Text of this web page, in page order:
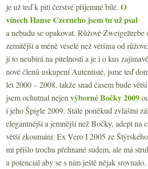
je už teď k pití čerstvé příjemné bílé. O
vínech Hanse Czerneho jsem tu už psal
a nebudu se opakovat. Růžové
zemitější a méně veselé než většina od
jí to neubírá na pitelnosti a je i o kus
nově členů uskupení Autentisté, jsme teď
let 2000 – 2008, takže snad časem bude
jsem ochutnal nejen výborné Bočky 2009
i jeho Špigle 2009. Stále poněkud zvláštní
elegantnější a jemnější než Bočky, adept na
větší zkoumání. Ex Vero I 2005 ze
mi přišlo trochu přehnané sudem, ale má
a potenciál aby se s ním ještě nějak